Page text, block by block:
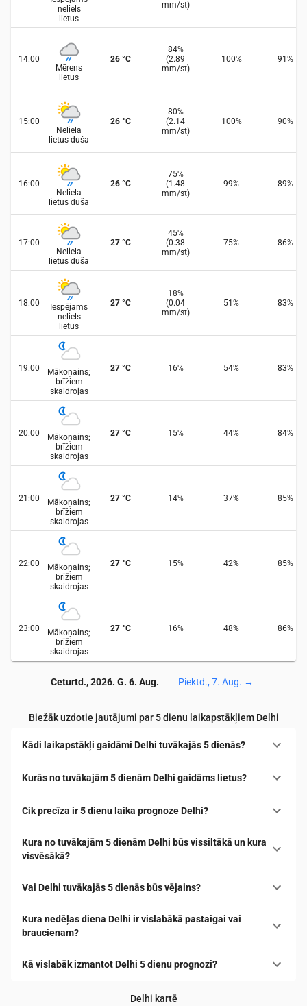
neliels
lietus
mm/st)
14:00
Mērens
lietus
26 °C
84%
(2.89
mm/st)
100% 91 %
15:00
Neliela
lietus duša
26 °C
80%
(2.14
mm/st)
100% 90%
16:00
Neliela
lietus duša
26 °C
75%
(1.48
mm/st)
99% 89%
17:00
Neliela
lietus duša
27 °C
45%
(0.38
mm/st)
75% 86%
18:00
Iespējams
neliels
lietus
27 °C
18%
(0.04
mm/st)
51 % 83%
19:00
Mākoņains;
brīžiem
skaidrojas
27 °C 16% 54% 83%
20:00
Mākoņains;
brīžiem
skaidrojas
27 °C 15% 44% 84%
21:00
Mākoņains;
brīžiem
skaidrojas
27 °C 14% 37% 85%
22:00
Mākoņains;
brīžiem
skaidrojas
27 °C 15% 42% 85%
23:00
Mākoņains;
brīžiem
skaidrojas
27 °C 16% 48% 86%
Ceturtd., 2026. G. 6. Aug. Piektd., 7. Aug. →
Biežāk uzdotie jautājumi par 5 dienu laikapstākļiem Delhi
Kādi laikapstākļi gaidāmi Delhi tuvākajās 5 dienās?
Kurās no tuvākajām 5 dienām Delhi gaidāms lietus?
Cik precīza ir 5 dienu laika prognoze Delhi?
Kura no tuvākajām 5 dienām Delhi būs vissiltākā un kura
visvēsākā?
Vai Delhi tuvākajās 5 dienās būs vējains?
Kura nedēļas diena Delhi ir vislabākā pastaigai vai
braucienam?
Kā vislabāk izmantot Delhi 5 dienu prognozi?
Delhi kartē